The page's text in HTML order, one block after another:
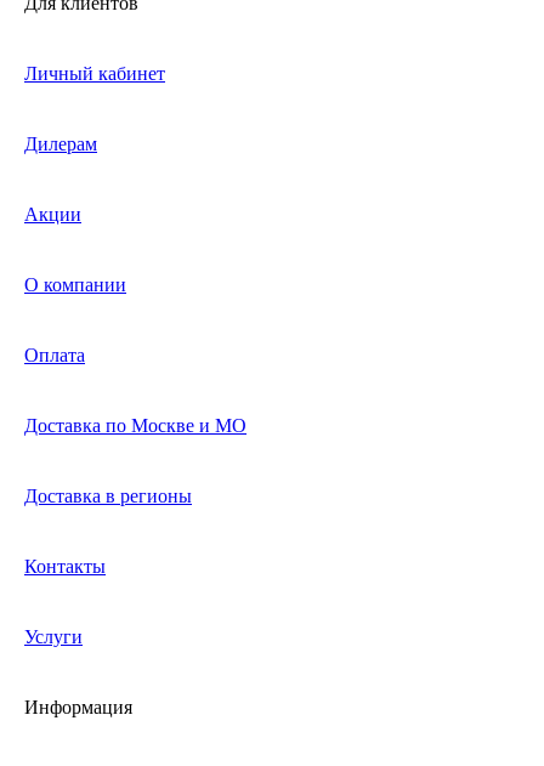
Личный кабинет
Дилерам
Акции
О компании
Оплата
Доставка по Москве и МО
Доставка в регионы
Контакты
Услуги
Информация